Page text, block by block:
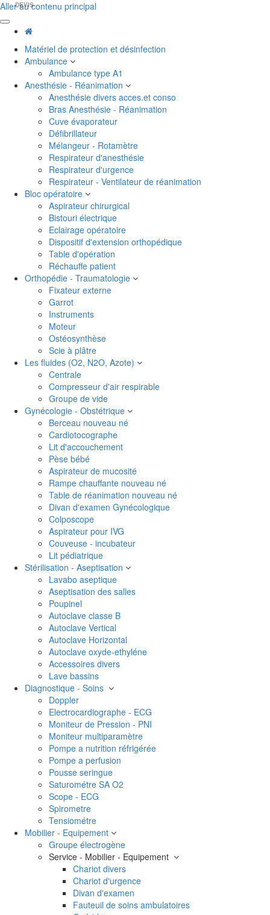
Aller au contenu principal
Matériel de protection et désinfection
Ambulance
Ambulance type A1
Anesthésie - Réanimation
Anesthésie divers acces.et conso
Bras Anesthésie - Réanimation
Cuve évaporateur
Défibrillateur
Mélangeur - Rotamètre
Respirateur d'anesthésie
Respirateur d'urgence
Respirateur - Ventilateur de réanimation
Bloc opératoire
Aspirateur chirurgical
Bistouri électrique
Eclairage opératoire
Dispositif d'extension orthopédique
Table d'opération
Réchauffe patient
Orthopédie - Traumatologie
Fixateur externe
Garrot
Instruments
Moteur
Ostéosynthèse
Scie à plâtre
Les fluides (O2, N2O, Azote)
Centrale
Compresseur d'air respirable
Groupe de vide
Gynécologie - Obstétrique
Berceau nouveau né
Cardiotocographe
Lit d'accouchement
Pèse bébé
Aspirateur de mucosité
Rampe chauffante nouveau né
Table de réanimation nouveau né
Divan d'examen Gynécologique
Colposcope
Aspirateur pour IVG
Couveuse - incubateur
Lit pédiatrique
Stérilisation - Aseptisation
Lavabo aseptique
Aseptisation des salles
Poupinel
Autoclave classe B
Autoclave Vertical
Autoclave Horizontal
Autoclave oxyde-ethyléne
Accessoires divers
Lave bassins
Diagnostique - Soins
Doppler
Electrocardiographe - ECG
Moniteur de Pression - PNI
Moniteur multiparamètre
Pompe a nutrition réfrigérée
Pompe a perfusion
Pousse seringue
Saturométre SA O2
Scope - ECG
Spirometre
Tensiométre
Mobilier - Equipement
Groupe électrogène
Service - Mobilier - Equipement
Chariot divers
Chariot d'urgence
Divan d'examen
Fauteuil de soins ambulatoires
DEVIS